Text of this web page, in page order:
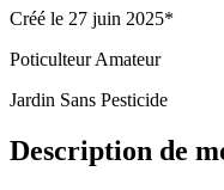
Créé le 27 juin 2025*
Poticulteur Amateur
Jardin Sans Pesticide
Description de